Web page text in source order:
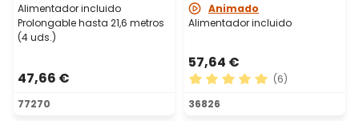
Alimentador incluido
Prolongable hasta 21,6 metros
(4 uds.)
47,66 €
77270
Animado
Alimentador incluido
57,64 €
Calificación promedio de
(6)
36826